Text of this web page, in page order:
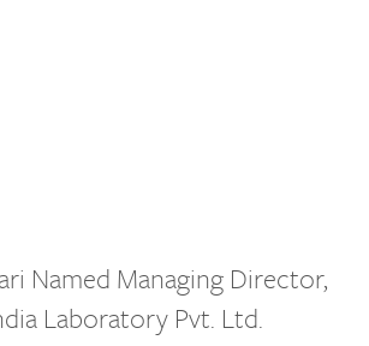
Named Managing Director,
Laboratory Pvt. Ltd.